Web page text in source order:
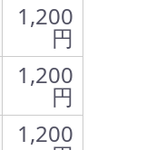
1,200
円
1,200
円
1,200